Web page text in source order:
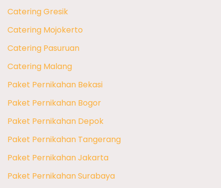
Catering Gresik
Catering Mojokerto
Catering Pasuruan
Catering Malang
Paket Pernikahan Bekasi
Paket Pernikahan Bogor
Paket Pernikahan Depok
Paket Pernikahan Tangerang
Paket Pernikahan Jakarta
Paket Pernikahan Surabaya